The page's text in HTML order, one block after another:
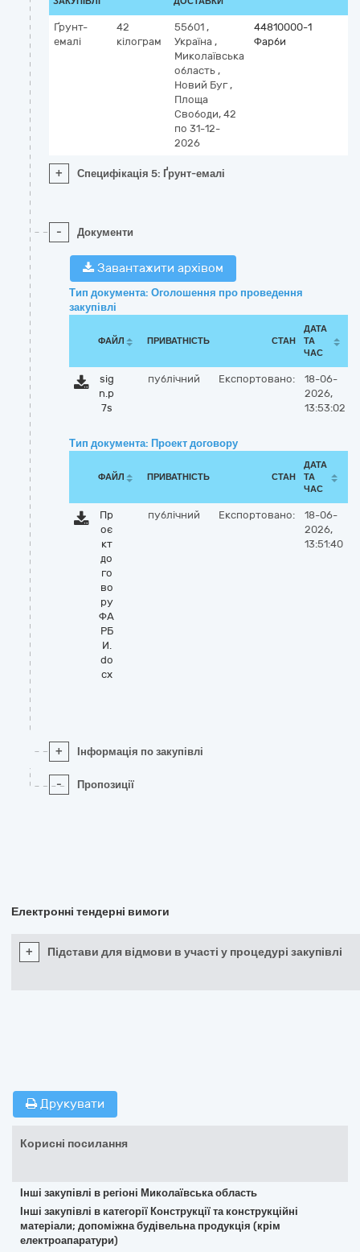
Ґрунт-
емалі
42
кілограм
55601 ,
Україна ,
Миколаївська
область ,
Новий Буг,
Площа
Свободи, 42
по 31-12-
2026
44810000-1
Фарби
+ Специфікація 5: Ґрунт-емалі
- Документи
Завантажити архівом
Тип документа: Оголошення про проведення
закупівлі
ФАЙЛ ПРИВАТНІСТЬ СТАН
ДАТА
ТА
ЧАС
sig
n.p
7s
публічний Експортовано:
18-06-
2026,
13:53:02
Тип документа: Проект договору
ФАЙЛ ПРИВАТНІСТЬ СТАН
ДАТА
ТА
ЧАС
Пр
оє
кт
до
го
во
ру
ФА
РБ
И.
do
cx
публічний Експортовано:
18-06-
2026,
13:51:40
+ Інформація по закупівлі
- Пропозиції
Електронні тендерні вимоги
+ Підстави для відмови в участі у процедурі закупівлі
Друкувати
Корисні посилання
Інші закупівлі в регіоні Миколаївська область
Інші закупівлі в категорії Конструкції та конструкційні
матеріали; допоміжна будівельна продукція (крім
електроапаратури)